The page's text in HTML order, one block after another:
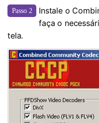
Passo 2
Instale o
faça o
tela.